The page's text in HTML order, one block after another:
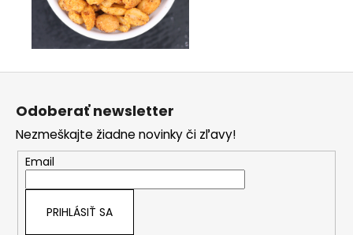
Z
Odoberať newsletter
Nezmeškajte žiadne novinky či zľavy!
Email
PRIHLÁSIŤ SA